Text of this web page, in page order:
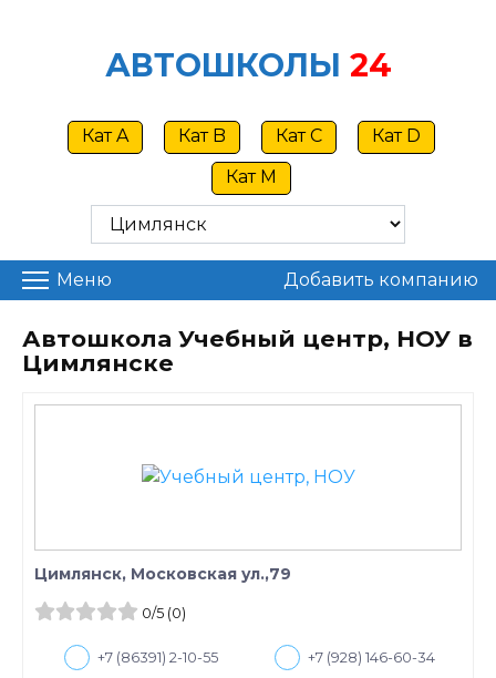
АВТОШКОЛЫ 24
Кат A Кат B Кат C
Кат D
Кат M
Меню Добавить компанию
Автошкола Учебный центр, НОУ в
Цимлянске
Цимлянск, Московская ул.,79
0/5(0)
+7 (86391) 2-10-55 +7 (928) 146-60-34